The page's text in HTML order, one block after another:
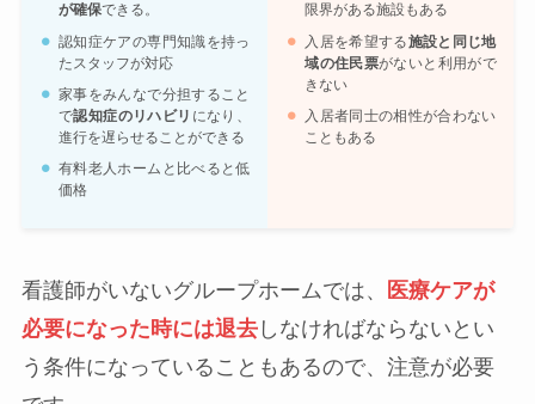
が確保できる。
認知症ケアの専門知識を持っ
たスタッフが対応
家事をみんなで分担すること
で認知症のリハビリ になり、
進行を遅らせることができる
有料老人ホームと比べると低
価格
限界がある施設もある
入居を希望する施設と同じ地
域の住民票がないと利用がで
きない
入居者同士の相性が合わない
こともある
看護師がいないグループホームでは、
医療ケアが
必要になった時には退去しなければならないとい
う条件になっていることもあるので、注意が必要